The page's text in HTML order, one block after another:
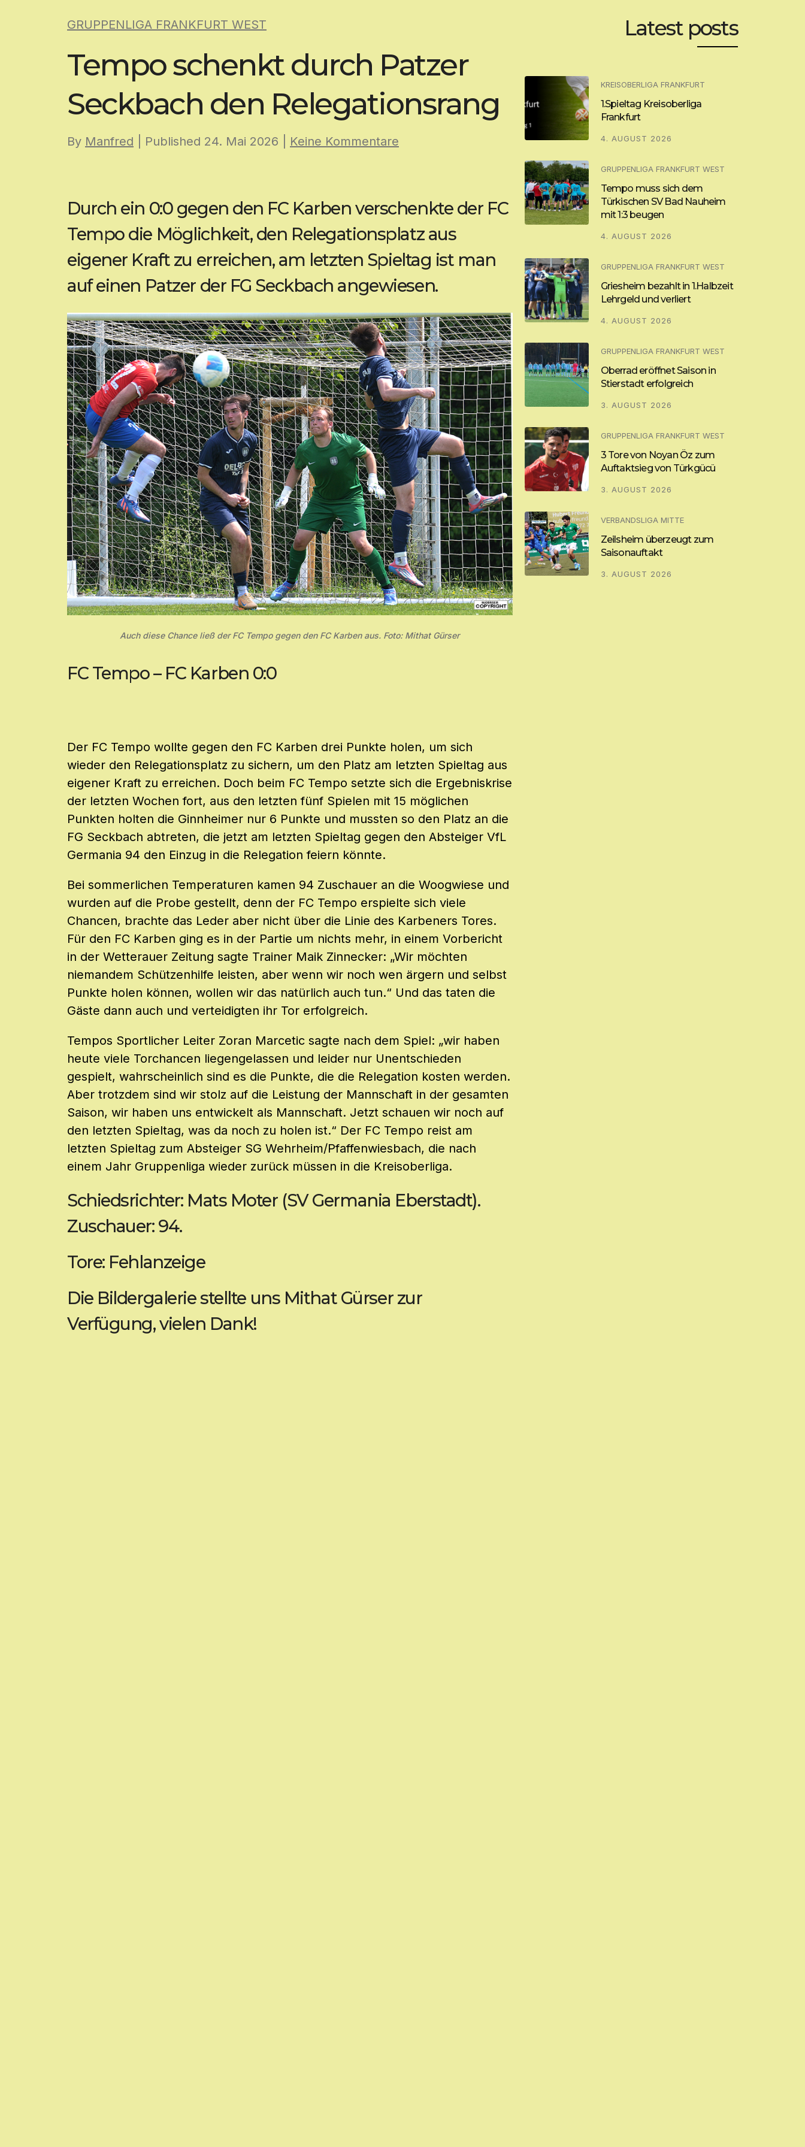
GRUPPENLIGA FRANKFURT WEST
Tempo schenkt durch Patzer
Seckbach den Relegationsrang
By Manfred | Published 24. Mai 2026 Keine Kommentare
Durch ein 0:0 gegen den FC Karben verschenkte der FC
Tempo die Möglichkeit, den Relegationsplatz aus
eigener Kraft zu erreichen, am letzten Spieltag ist man
auf einen Patzer der FG Seckbach angewiesen.
Auch diese Chance ließ der FC Tempo gegen den FC Karben aus. Foto: Mithat Gürser
FC Tempo – FC Karben 0:0
Der FC Tempo wollte gegen den FC Karben drei Punkte holen, um sich
wieder den Relegationsplatz zu sichern, um den Platz am letzten Spieltag aus
eigener Kraft zu erreichen. Doch beim FC Tempo setzte sich die Ergebniskrise
der letzten Wochen fort, aus den letzten fünf Spielen mit 15 möglichen
Punkten holten die Ginnheimer nur 6 Punkte und mussten so den Platz an die
FG Seckbach abtreten, die jetzt am letzten Spieltag gegen den Absteiger VfL
Germania 94 den Einzug in die Relegation feiern könnte.
Bei sommerlichen Temperaturen kamen 94 Zuschauer an die Woogwiese und
wurden auf die Probe gestellt, denn der FC Tempo erspielte sich viele
Chancen, brachte das Leder aber nicht über die Linie des Karbeners Tores.
Für den FC Karben ging es in der Partie um nichts mehr, in einem Vorbericht
in der Wetterauer Zeitung sagte Trainer Maik Zinnecker: „Wir möchten
niemandem Schützenhilfe leisten, aber wenn wir noch wen ärgern und selbst
Punkte holen können, wollen wir das natürlich auch tun.“ Und das taten die
Gäste dann auch und verteidigten ihr Tor erfolgreich.
Tempos Sportlicher Leiter Zoran Marcetic sagte nach dem Spiel: „wir haben
heute viele Torchancen liegengelassen und leider nur Unentschieden
gespielt, wahrscheinlich sind es die Punkte, die die Relegation kosten werden.
Aber trotzdem sind wir stolz auf die Leistung der Mannschaft in der gesamten
Saison, wir haben uns entwickelt als Mannschaft. Jetzt schauen wir noch auf
den letzten Spieltag, was da noch zu holen ist.“ Der FC Tempo reist am
letzten Spieltag zum Absteiger SG Wehrheim/Pfaffenwiesbach, die nach
einem Jahr Gruppenliga wieder zurück müssen in die Kreisoberliga.
Schiedsrichter: Mats Moter (SV Germania Eberstadt).
Zuschauer: 94.
Tore: Fehlanzeige
Die Bildergalerie stellte uns Mithat Gürser zur
Verfügung, vielen Dank!
Latest posts
KREISOBERLIGA FRANKFURT
1.Spieltag Kreisoberliga
Frankfurt
4. AUGUST 2026
GRUPPENLIGA FRANKFURT WEST
Tempo muss sich dem
Türkischen SV Bad Nauheim
mit 1:3 beugen
4. AUGUST 2026
GRUPPENLIGA FRANKFURT WEST
Griesheim bezahlt in 1.Halbzeit
Lehrgeld und verliert
4. AUGUST 2026
GRUPPENLIGA FRANKFURT WEST
Oberrad eröffnet Saison in
Stierstadt erfolgreich
3. AUGUST 2026
GRUPPENLIGA FRANKFURT WEST
3 Tore von Noyan Öz zum
Auftaktsieg von Türkgücü
3. AUGUST 2026
VERBANDSLIGA MITTE
Zeilsheim überzeugt zum
Saisonauftakt
3. AUGUST 2026